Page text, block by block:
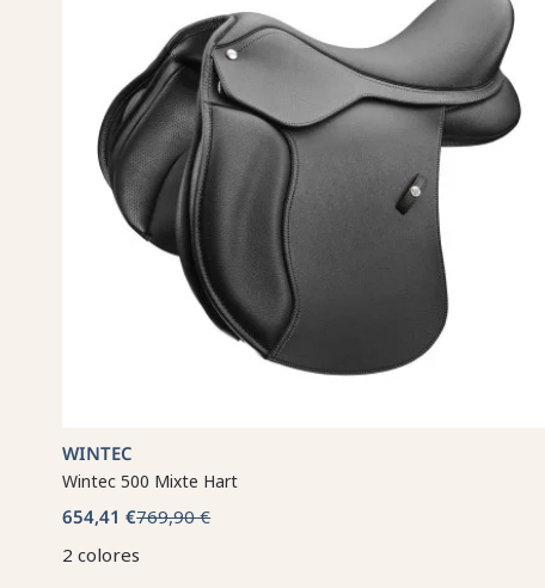
WINTEC
Wintec 500 Mixte Hart
654,41 €769,90 €
2 colores